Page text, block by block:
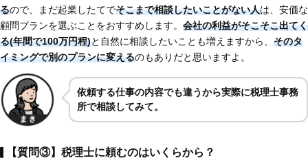
るので、まだ起業したてでそこまで相談したいことがない人は、安価な
顧問プランを選ぶことをおすすめします。 会社の利益がそこそこ出てく
る(年間で100万円程)と自然に相談したいことも増えますから、 そのタ
イミングで別のプランに変えるのもありだと思いますよ。
依頼する仕事の内容でも違うから実際に税理士事務
所で相談してみて。
【質問③】税理士に頼むのはいくらから？